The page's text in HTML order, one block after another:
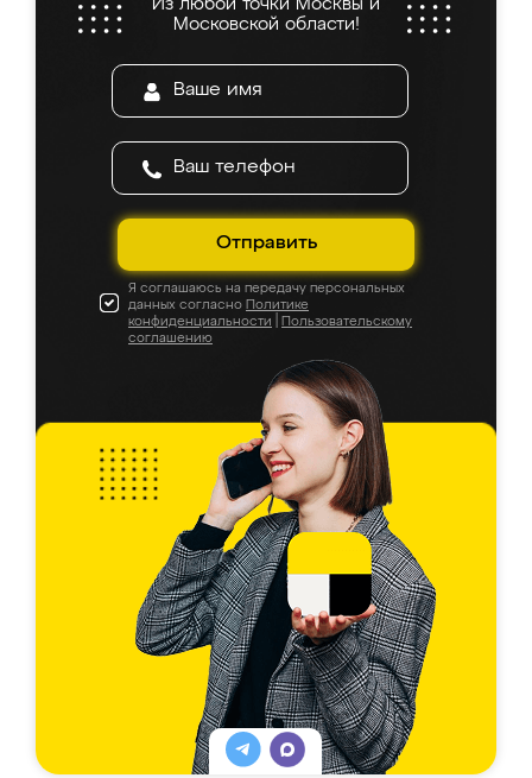
Из любой точки Москвы и
Московской области!
Отправить
Я соглашаюсь на передачу персональных
данных согласно Политике
конфиденциальности
Пользовательскому
соглашению